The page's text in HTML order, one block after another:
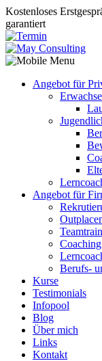
Kostenloses
garantiert
Angebot für
Angebot für
Coaching
Berufs-
Kurse
Testimonials
Infopool
Blog
Über mich
Links
Kontakt